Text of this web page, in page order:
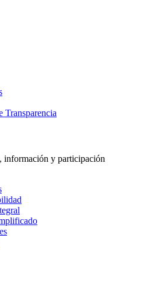
Transparencia
información y participación